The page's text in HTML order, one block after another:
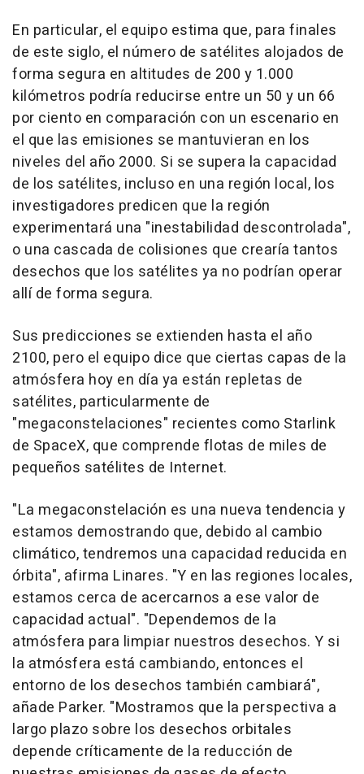
En particular, el equipo estima que, para finales
de este siglo, el número de satélites alojados de
forma segura en altitudes de 200 y 1.000
kilómetros podría reducirse entre un 50 y un 66
por ciento en comparación con un escenario en
el que las emisiones se mantuvieran en los
niveles del año 2000. Si se supera la capacidad
de los satélites, incluso en una región local, los
investigadores predicen que la región
experimentará una "inestabilidad descontrolada",
o una cascada de colisiones que crearía tantos
desechos que los satélites ya no podrían operar
allí de forma segura.
Sus predicciones se extienden hasta el año
2100, pero el equipo dice que ciertas capas de la
atmósfera hoy en día ya están repletas de
satélites, particularmente de
"megaconstelaciones" recientes como Starlink
de SpaceX, que comprende flotas de miles de
pequeños satélites de Internet.
"La megaconstelación es una nueva tendencia y
estamos demostrando que, debido al cambio
climático, tendremos una capacidad reducida en
órbita", afirma Linares. "Y en las regiones locales,
estamos cerca de acercarnos a ese valor de
capacidad actual". "Dependemos de la
atmósfera para limpiar nuestros desechos. Y si
la atmósfera está cambiando, entonces el
entorno de los desechos también cambiará",
añade Parker. "Mostramos que la perspectiva a
largo plazo sobre los desechos orbitales
depende críticamente de la reducción de